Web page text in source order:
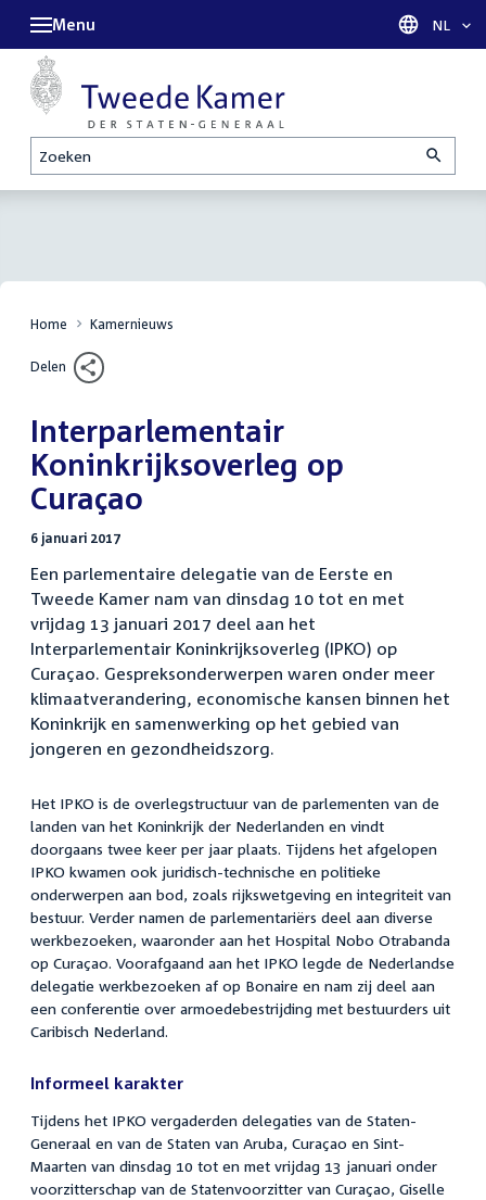
Zoeken
Menu Taal
NL
Home Kamernieuws
Delen
Interparlementair
Koninkrijksoverleg op
Curaçao
6 januari 2017
Een parlementaire delegatie van de Eerste en
Tweede Kamer nam van dinsdag 10 tot en met
vrijdag 13 januari 2017 deel aan het
Interparlementair Koninkrijksoverleg (IPKO) op
Curaçao. Gespreksonderwerpen waren onder meer
klimaatverandering, economische kansen binnen het
Koninkrijk en samenwerking op het gebied van
jongeren en gezondheidszorg.
Het IPKO is de overlegstructuur van de parlementen van de
landen van het Koninkrijk der Nederlanden en vindt
doorgaans twee keer per jaar plaats. Tijdens het afgelopen
IPKO kwamen ook juridisch-technische en politieke
onderwerpen aan bod, zoals rijkswetgeving en integriteit van
bestuur. Verder namen de parlementariërs deel aan diverse
werkbezoeken, waaronder aan het Hospital Nobo Otrabanda
op Curaçao. Voorafgaand aan het IPKO legde de Nederlandse
delegatie werkbezoeken af op Bonaire en nam zij deel aan
een conferentie over armoedebestrijding met bestuurders uit
Caribisch Nederland.
Informeel karakter
Tijdens het IPKO vergaderden delegaties van de Staten-
Generaal en van de Staten van Aruba, Curaçao en Sint-
Maarten van dinsdag 10 tot en met vrijdag 13 januari onder
voorzitterschap van de Statenvoorzitter van Curaçao, Giselle